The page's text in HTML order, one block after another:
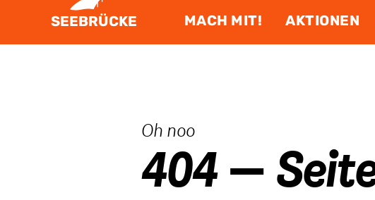
SEEBRÜCKE MACH MIT! AKTIONEN
Oh noo:
404 —